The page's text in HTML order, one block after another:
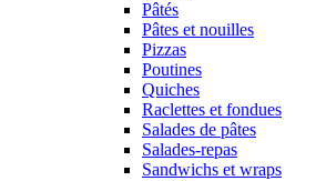
Pâtés
Pâtes et nouilles
Pizzas
Poutines
Quiches
Raclettes et fondues
Salades de pâtes
Salades-repas
Sandwichs et wraps